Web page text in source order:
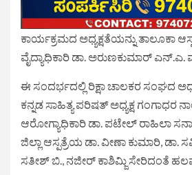
ಕಾರ್ಯಕ್ರಮದ ಅಧ್ಯಕ್ಷತೆಯನ್ನು ತಾಲೂಕಾ
ವೈದ್ಯಾಧಿಕಾರಿ ಡಾ. ಅರುಣಕುಮಾರ್ ಎನ್.ಎ.
ಈ ಸಂದರ್ಭದಲ್ಲಿ ರಿಕ್ಷಾ ಚಾಲಕರ ಸಂಘದ
ಕನ್ನಡ ಸಾಹಿತ್ಯ ಪರಿಷತ್ ಅಧ್ಯಕ್ಷ ಗಂಗಾಧರ
ಆರೋಗ್ಯಾಧಿಕಾರಿ ಡಾ. ಪಟೇಲ್ ರಾಹಿಲಾ
ಜಿಲ್ಲಾ ಆಸ್ಪತ್ರೆಯ ಡಾ. ವೀಣಾ ಕುಮಾರಿ, ಡಾ.
ಸತೀಶ್ ಬಿ., ನಜೀರ್ ಕಾಶಿಮ್ಜಿ ಸೇರಿದಂತೆ